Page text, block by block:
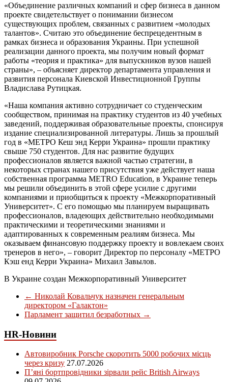
«Объединение различных компаний и сфер бизнеса в данном
проекте свидетельствует о понимании бизнесом
существующих проблем, связанных с развитием «молодых
талантов». Считаю это объединение беспрецедентным в
рамках бизнеса и образования Украины. При успешной
реализации данного проекта, мы получим новый формат
работы «теория и практика» для выпускников вузов нашей
страны», – объясняет директор департамента управления и
развития персонала Киевской Инвестиционной Группы
Владислава Рутицкая.
«Наша компания активно сотрудничает со студенческим
сообществом, принимая на практику студентов из 40 учебных
заведений, поддерживая образовательные проекты, спонсируя
издание специализированной литературы. Лишь за прошлый
год в «МЕТРО Кеш энд Керри Украина» прошли практику
свыше 750 студентов. Для нас развитие будущих
профессионалов является важной частью стратегии, в
некоторых странах нашего присутствия уже действует наша
собственная программа METRO Education, в Украине теперь
мы решили объединить в этой сфере усилие с другими
компаниями и приобщиться к проекту «Межкорпоративный
Университет». С его помощью мы планируем выращивать
профессионалов, владеющих действительно необходимыми
практическими и теоретическими знаниями и
адаптированных к современным реалиям бизнеса. Мы
оказываем финансовую поддержку проекту и вовлекаем своих
тренеров в него», – говорит Директор по персоналу «МЕТРО
Кэш енд Керри Украина» Михаил Завылов.
В Украине создан Межкорпоративный Университет
← Николай Ковальчук назначен генеральным
директором «Галактон»
Парламент защитил безработных →
HR-Новини
Автовиробник Porsche скоротить 5000 робочих місць
через кризу 27.07.2026
П’яні бортпровідники зірвали рейс British Airways